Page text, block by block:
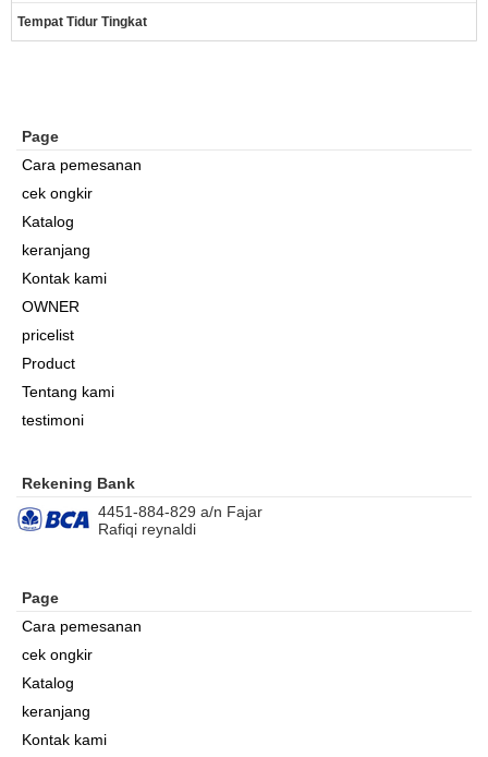
Tempat Tidur Tingkat
Page
Cara pemesanan
cek ongkir
Katalog
keranjang
Kontak kami
OWNER
pricelist
Product
Tentang kami
testimoni
Rekening Bank
4451-884-829 a/n Fajar
Rafiqi reynaldi
Page
Cara pemesanan
cek ongkir
Katalog
keranjang
Kontak kami